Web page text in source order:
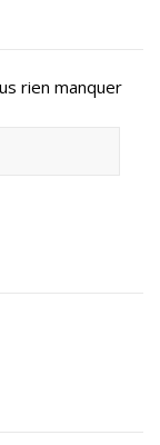
rien manquer